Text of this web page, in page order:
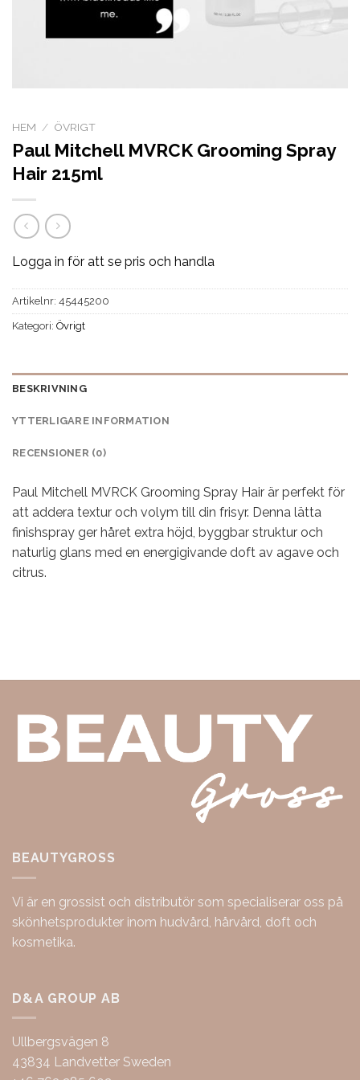
HEM / ÖVRIGT
Paul Mitchell MVRCK Grooming Spray
Hair 215ml
Logga in för att se pris och handla
Artikelnr: 45445200
Kategori: Övrigt
BESKRIVNING
YTTERLIGARE INFORMATION
RECENSIONER (0)
Paul Mitchell MVRCK Grooming Spray Hair är perfekt för
att addera textur och volym till din frisyr. Denna lätta
finishspray ger håret extra höjd, byggbar struktur och
naturlig glans med en energigivande doft av agave och
citrus.
BEAUTYGROSS
Vi är en grossist och distributör som specialiserar oss på
skönhetsprodukter inom hudvård, hårvård, doft och
kosmetika.
D&A GROUP AB
Ullbergsvägen 8
43834 Landvetter Sweden